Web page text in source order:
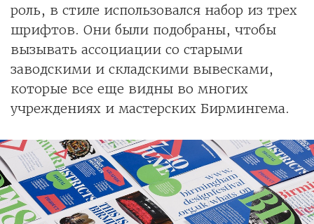
роль, в стиле использовался набор из трех
шрифтов. Они были подобраны, чтобы
вызывать ассоциации со старыми
заводскими и складскими вывесками,
которые все еще видны во многих
учреждениях и мастерских Бирмингема.